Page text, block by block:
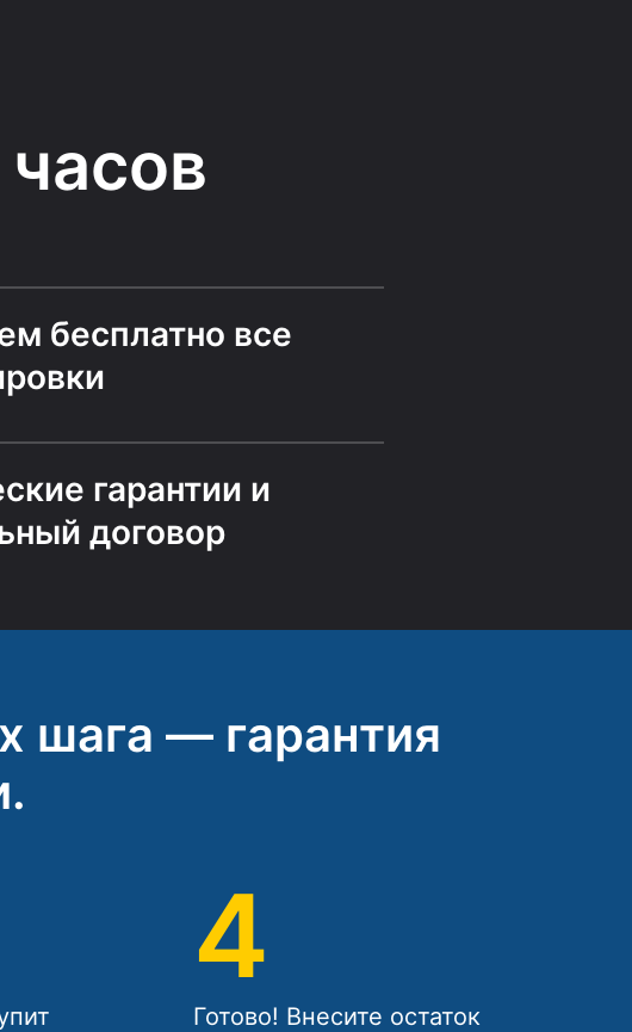
часов
бесплатно все
гарантии и
договор
шага — гарантия
4
Готово! Внесите остаток